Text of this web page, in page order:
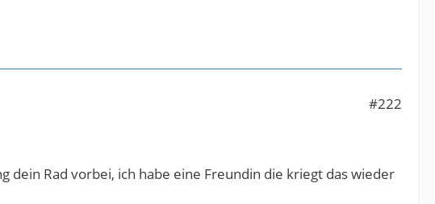
#222
dein Rad vorbei, ich habe eine Freundin die kriegt das wieder